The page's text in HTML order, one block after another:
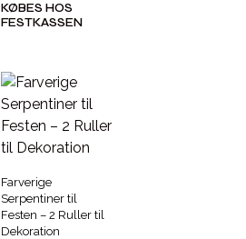
KØBES HOS
FESTKASSEN
Farverige
Serpentiner til
Festen – 2 Ruller til
Dekoration